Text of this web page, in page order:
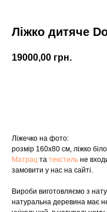
Ліжко дитяче
19000,00 грн.
Ліжечко на фото:
розмір 160х80 см, ліжко
Матрац та текстиль не
замовити у нас на сайті.
Вироби виготовляємо з
натуральна деревина має